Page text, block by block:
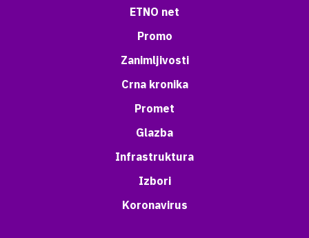
ETNO net
Promo
Zanimljivosti
Crna kronika
Promet
Glazba
Infrastruktura
Izbori
Koronavirus